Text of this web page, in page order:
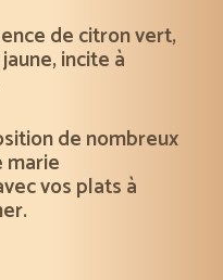
de citron vert,
incite à
de nombreux
marie
vos plats à